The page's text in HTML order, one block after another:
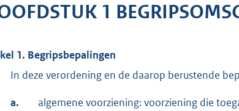
1
1. Begripsbepalingen
In deze verordening en de daarop berustende
a.
algemene voorziening: voorziening die